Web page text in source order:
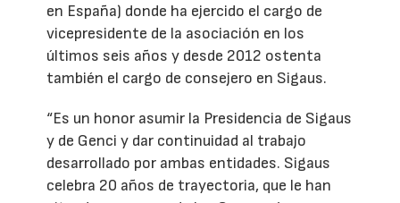
en España) donde ha ejercido el cargo de
vicepresidente de la asociación en los
últimos seis años y desde 2012 ostenta
también el cargo de consejero en Sigaus.
“Es un honor asumir la Presidencia de Sigaus
y de Genci y dar continuidad al trabajo
desarrollado por ambas entidades. Sigaus
celebra 20 años de trayectoria, que le han